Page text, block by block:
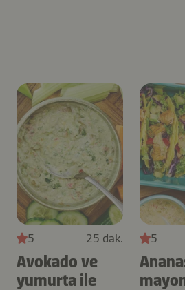
5 25 dak.
Avokado ve
yumurta ile
5